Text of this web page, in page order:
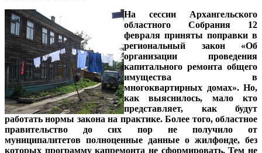
На сессии Архангельского
областного Собрания 12
февраля приняты поправки в
региональный закон «Об
организации проведения
капитального ремонта общего
имущества в
многоквартирных домах». Но,
как выяснилось, мало кто
представляет, как будут
работать нормы закона на практике. Более того, областное
правительство до сих пор не получило от
муниципалитетов полноценные данные о жилфонде, без
которых программу капремонта не сформировать. Тем не